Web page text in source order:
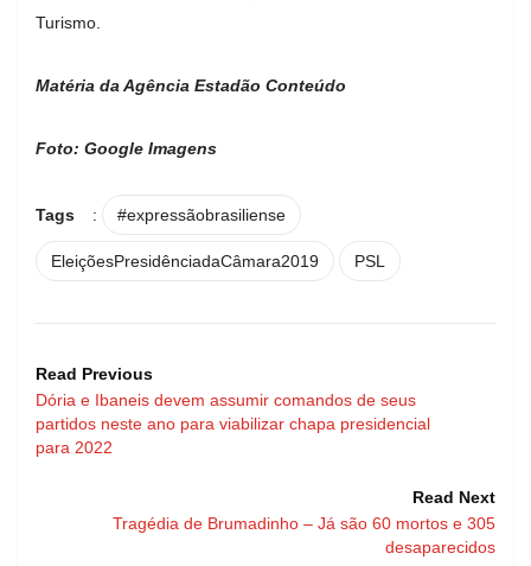
Turismo.
Matéria da Agência Estadão Conteúdo
Foto: Google Imagens
Tags : #expressãobrasiliense
EleiçõesPresidênciadaCâmara2019 PSL
Read Previous
Dória e Ibaneis devem assumir comandos de seus
partidos neste ano para viabilizar chapa presidencial
para 2022
Read Next
Tragédia de Brumadinho – Já são 60 mortos e 305
desaparecidos